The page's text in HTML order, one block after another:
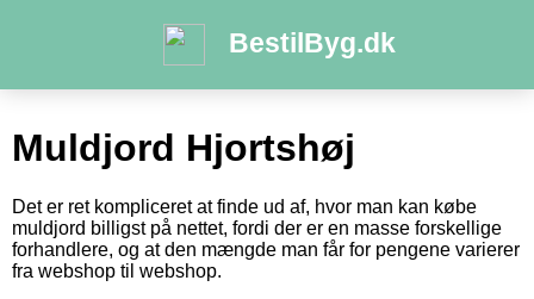
BestilByg.dk
Muldjord Hjortshøj
Det er ret kompliceret at finde ud af, hvor man kan købe
muldjord billigst på nettet, fordi der er en masse forskellige
forhandlere, og at den mængde man får for pengene varierer
fra webshop til webshop.